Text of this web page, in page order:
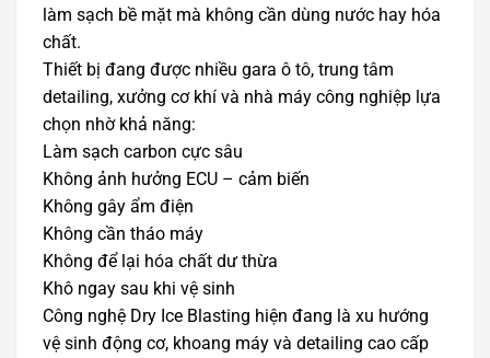
làm sạch bề mặt mà không cần dùng nước hay hóa
chất.
Thiết bị đang được nhiều gara ô tô, trung tâm
detailing, xưởng cơ khí và nhà máy công nghiệp lựa
chọn nhờ khả năng:
Làm sạch carbon cực sâu
Không ảnh hưởng ECU – cảm biến
Không gây ẩm điện
Không cần tháo máy
Không để lại hóa chất dư thừa
Khô ngay sau khi vệ sinh
Công nghệ Dry Ice Blasting hiện đang là xu hướng
vệ sinh động cơ, khoang máy và detailing cao cấp